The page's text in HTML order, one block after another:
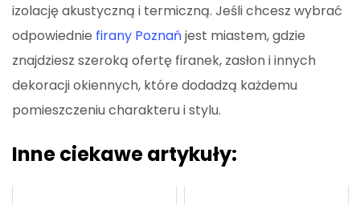
izolację akustyczną i termiczną. Jeśli chcesz wybrać
odpowiednie firany Poznań jest miastem, gdzie
znajdziesz szeroką ofertę firanek, zasłon i innych
dekoracji okiennych, które dodadzą każdemu
pomieszczeniu charakteru i stylu.
Inne ciekawe artykuły: